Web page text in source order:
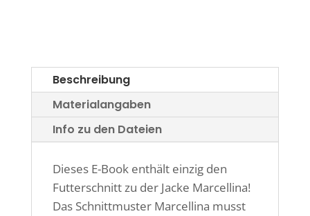
Beschreibung
Materialangaben
Info zu den Dateien
Dieses E-Book enthält einzig den
Futterschnitt zu der Jacke Marcellina!
Das Schnittmuster Marcellina musst